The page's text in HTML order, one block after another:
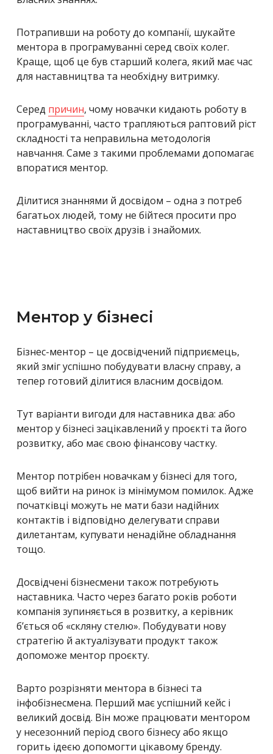
Потрапивши на роботу до компанії, шукайте
ментора в програмуванні серед своїх колег.
Краще, щоб це був старший колега, який має час
для наставництва та необхідну витримку.
Серед причин, чому новачки кидають роботу в
програмуванні, часто трапляються раптовий ріст
складності та неправильна методологія
навчання. Саме з такими проблемами допомагає
впоратися ментор.
Ділитися знаннями й досвідом – одна з потреб
багатьох людей, тому не бійтеся просити про
наставництво своїх друзів і знайомих.
Ментор у бізнесі
Бізнес-ментор – це досвідчений підприємець,
який зміг успішно побудувати власну справу, а
тепер готовий ділитися власним досвідом.
Тут варіанти вигоди для наставника два: або
ментор у бізнесі зацікавлений у проєкті та його
розвитку, або має свою фінансову частку.
Ментор потрібен новачкам у бізнесі для того,
щоб вийти на ринок із мінімумом помилок. Адже
початківці можуть не мати бази надійних
контактів і відповідно делегувати справи
дилетантам, купувати ненадійне обладнання
тощо.
Досвідчені бізнесмени також потребують
наставника. Часто через багато років роботи
компанія зупиняється в розвитку, а керівник
б’ється об «скляну стелю». Побудувати нову
стратегію й актуалізувати продукт також
допоможе ментор проєкту.
Варто розрізняти ментора в бізнесі та
інфобізнесмена. Перший має успішний кейс і
великий досвід. Він може працювати ментором
у несезонний період свого бізнесу або якщо
горить ідеєю допомогти цікавому бренду.